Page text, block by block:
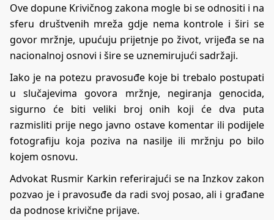
Ove dopune Krivičnog zakona mogle bi se odnositi i na
sferu društvenih mreža gdje nema kontrole i širi se
govor mržnje, upućuju prijetnje po život, vrijeđa se na
nacionalnoj osnovi i šire se uznemirujući sadržaji.
Iako je na potezu pravosuđe koje bi trebalo postupati
u slučajevima govora mržnje, negiranja genocida,
sigurno će biti veliki broj onih koji će dva puta
razmisliti prije nego javno ostave komentar ili podijele
fotografiju koja poziva na nasilje ili mržnju po bilo
kojem osnovu.
Advokat Rusmir Karkin referirajući se na Inzkov zakon
pozvao je i pravosuđe da radi svoj posao, ali i građane
da podnose krivične prijave.